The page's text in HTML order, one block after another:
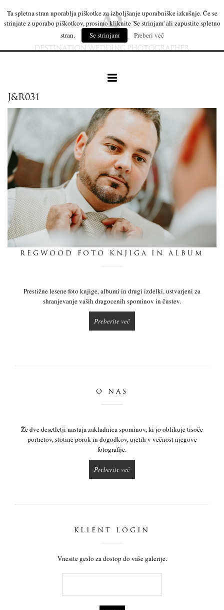
naše delo
leseni izdelki
mi
dnevnik
J&R031
REGWOOD FOTO KNJIGA IN ALBUM
Prestižne lesene foto knjige, albumi in drugi izdelki, ustvarjeni za
shranjevanje vaših dragocenih spominov in čustev.
Preberite več
O NAS
Že dve desetletji nastaja zakladnica spominov, ki jo oblikuje tisoče
portretov, stotine porok in dogodkov, ujetih v večnost njegove
fotografije.
Preberite več
KLIENT LOGIN
Vnesite geslo za dostop do vaše galerije.
Ta spletna stran uporablja piškotke za izboljšanje uporabniške izkušnje. Če se
strinjate z uporabo piškotkov, prosimo kliknite 'Se strinjam' ali zapustite spletno
stran.
Se strinjam Preberi več